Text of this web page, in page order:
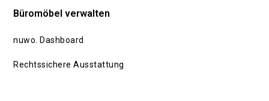
Büromöbel verwalten
nuwo. Dashboard
Rechtssichere Ausstattung